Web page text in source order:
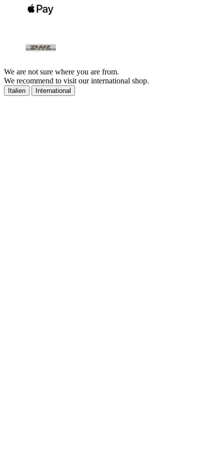
We are not sure where you are from.
We recommend to visit our international shop.
Italien International